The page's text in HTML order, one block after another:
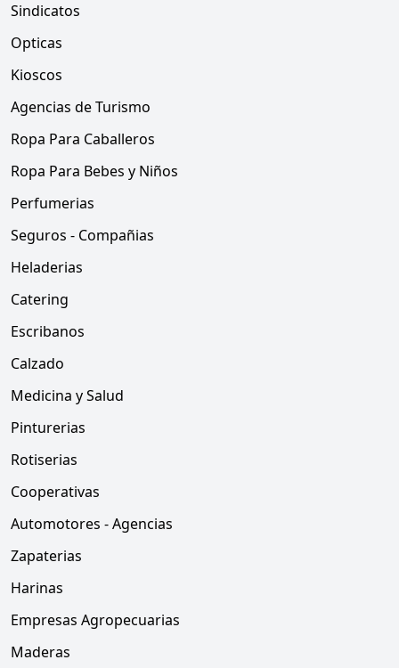
Sindicatos
Opticas
Kioscos
Agencias de Turismo
Ropa Para Caballeros
Ropa Para Bebes y Niños
Perfumerias
Seguros - Compañias
Heladerias
Catering
Escribanos
Calzado
Medicina y Salud
Pinturerias
Rotiserias
Cooperativas
Automotores - Agencias
Zapaterias
Harinas
Empresas Agropecuarias
Maderas